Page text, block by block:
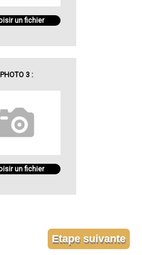
un fichier
PHOTO 3 :
un fichier